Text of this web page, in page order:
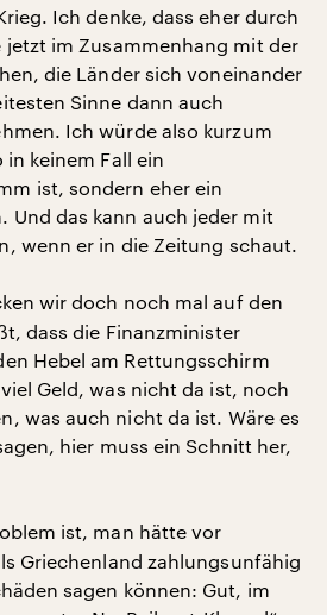
Ich denke, dass eher durch
jetzt im Zusammenhang mit der
die Länder sich voneinander
Sinne dann auch
Ich würde also kurzum
in keinem Fall ein
ist, sondern eher ein
Und das kann auch jeder mit
wenn er in die Zeitung schaut.
wir doch noch mal auf den
dass die Finanzminister
Hebel am Rettungsschirm
Geld, was nicht da ist, noch
was auch nicht da ist. Wäre es
hier muss ein Schnitt her,
ist, man hätte vor
Griechenland zahlungsunfähig
sagen können: Gut, im